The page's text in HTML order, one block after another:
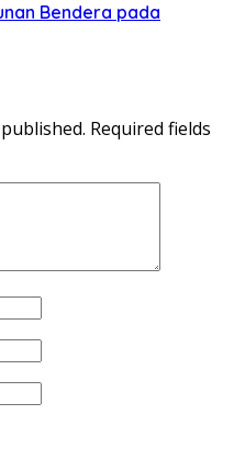
Bendera pada
Required fields